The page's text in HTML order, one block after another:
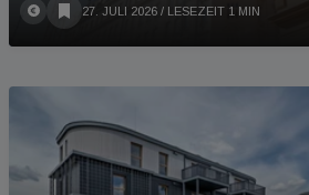
27. JULI 2026 / LESEZEIT 1 MIN